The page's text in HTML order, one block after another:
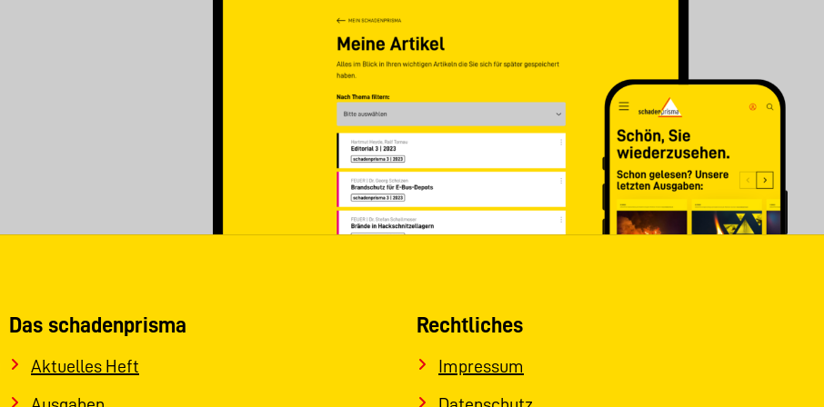
Das schadenprisma
Aktuelles Heft
Rechtliches
Impressum